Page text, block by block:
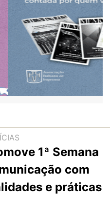
1ª Semana
com
e práticas